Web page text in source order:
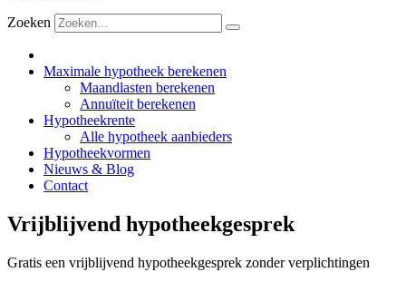
Zoeken
Maximale hypotheek berekenen
Maandlasten berekenen
Annuïteit berekenen
Hypotheekrente
Alle hypotheek aanbieders
Hypotheekvormen
Nieuws & Blog
Contact
Vrijblijvend hypotheekgesprek
Gratis een vrijblijvend hypotheekgesprek zonder verplichtingen